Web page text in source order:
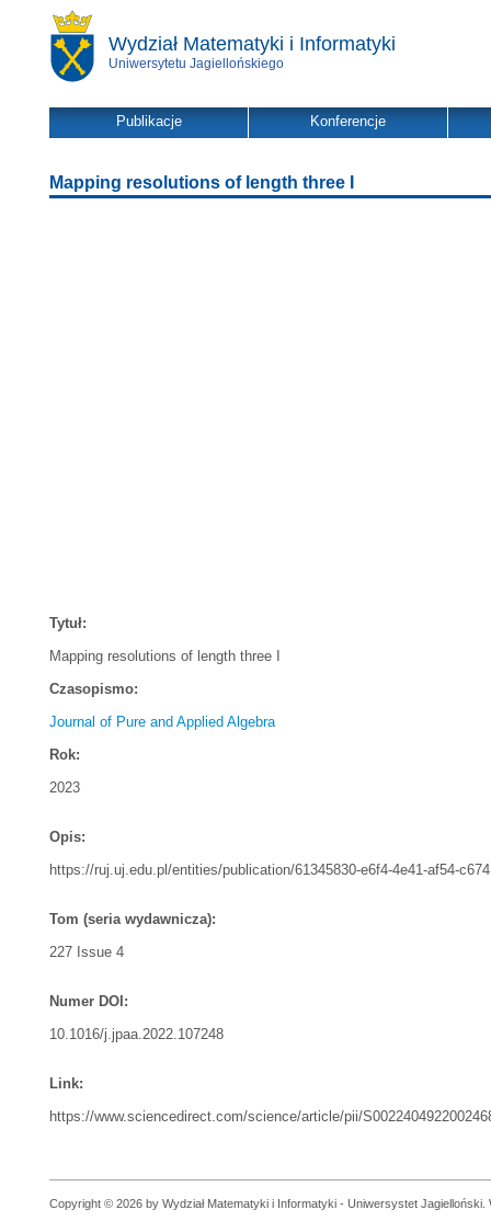
Wydział Matematyki i Informatyki
Uniwersytetu Jagiellońskiego
Publikacje Konferencje
Mapping resolutions of length three I
Tytuł:
Mapping resolutions of length three I
Czasopismo:
Journal of Pure and Applied Algebra
Rok:
2023
Opis:
https://ruj.uj.edu.pl/entities/publication/61345830-e6f4-4e41-af54-
Tom (seria wydawnicza):
227 Issue 4
Numer DOI:
10.1016/j.jpaa.2022.107248
Link:
https://www.sciencedirect.com/science/article/pii/
Copyright © 2026 by Wydział Matematyki i Informatyki - Uniwersystet